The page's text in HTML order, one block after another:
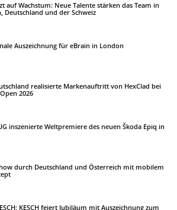
auf Wachstum: Neue Talente stärken das Team in
Deutschland und der Schweiz
Auszeichnung für eBrain in London
realisierte Markenauftritt von HexClad bei
2026
inszenierte Weltpremiere des neuen Škoda Epiq in
durch Deutschland und Österreich mit mobilem
KESCH feiert Jubiläum mit Auszeichnung zum